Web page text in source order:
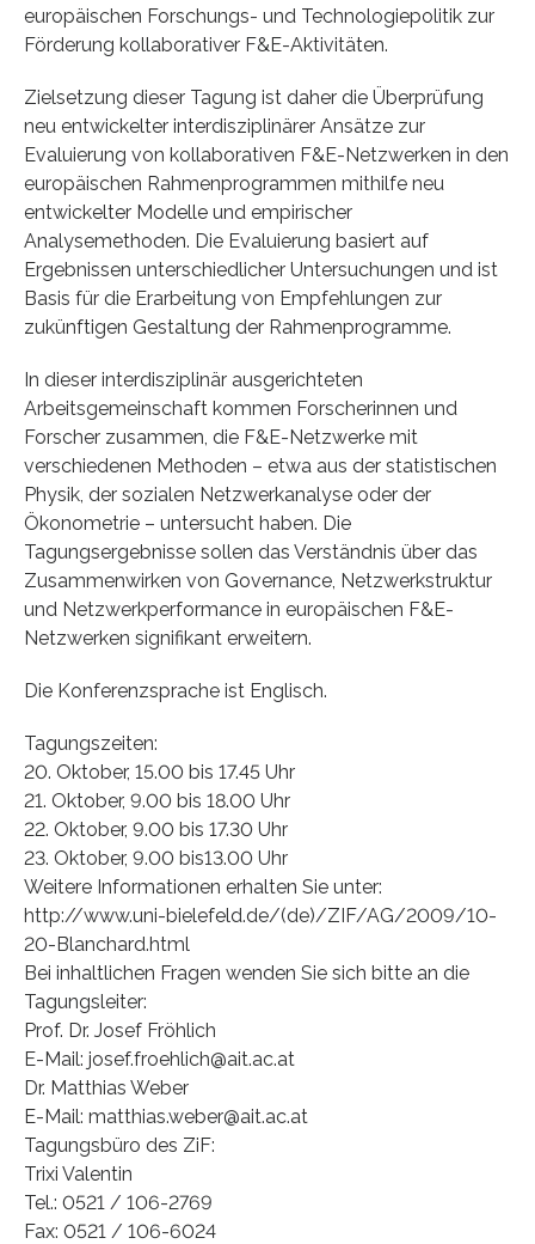
europäischen Forschungs- und Technologiepolitik zur
Förderung kollaborativer F&E-Aktivitäten.
Zielsetzung dieser Tagung ist daher die Überprüfung
neu entwickelter interdisziplinärer Ansätze zur
Evaluierung von kollaborativen F&E-Netzwerken in den
europäischen Rahmenprogrammen mithilfe neu
entwickelter Modelle und empirischer
Analysemethoden. Die Evaluierung basiert auf
Ergebnissen unterschiedlicher Untersuchungen und ist
Basis für die Erarbeitung von Empfehlungen zur
zukünftigen Gestaltung der Rahmenprogramme.
In dieser interdisziplinär ausgerichteten
Arbeitsgemeinschaft kommen Forscherinnen und
Forscher zusammen, die F&E-Netzwerke mit
verschiedenen Methoden – etwa aus der statistischen
Physik, der sozialen Netzwerkanalyse oder der
Ökonometrie – untersucht haben. Die
Tagungsergebnisse sollen das Verständnis über das
Zusammenwirken von Governance, Netzwerkstruktur
und Netzwerkperformance in europäischen F&E-
Netzwerken signifikant erweitern.
Die Konferenzsprache ist Englisch.
Tagungszeiten:
20. Oktober, 15.00 bis 17.45 Uhr
21. Oktober, 9.00 bis 18.00 Uhr
22. Oktober, 9.00 bis 17.30 Uhr
23. Oktober, 9.00 bis13.00 Uhr
Weitere Informationen erhalten Sie unter:
http://www.uni-bielefeld.de/(de)/ZIF/AG/2009/10-
20-Blanchard.html
Bei inhaltlichen Fragen wenden Sie sich bitte an die
Tagungsleiter:
Prof. Dr. Josef Fröhlich
E-Mail: josef.froehlich@ait.ac.at
Dr. Matthias Weber
E-Mail: matthias.weber@ait.ac.at
Tagungsbüro des ZiF:
Trixi Valentin
Tel.: 0521 / 106-2769
Fax: 0521 / 106-6024